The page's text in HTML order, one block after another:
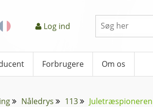
Log ind
Forbrugere Om os
Nåledrys 113 Juletræspioneren